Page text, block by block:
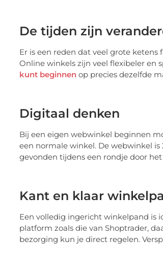
De tijden zijn
Er is een reden dat veel grote
Online winkels zijn veel flexibeler en
kunt beginnen op precies dezelfde
Digitaal denken
Bij een eigen webwinkel beginnen
een normale winkel. De webwinkel
gevonden tijdens een rondje door
Kant en klaar
Een volledig ingericht winkelpand is
platform zoals die van Shoptrader,
bezorging kun je direct regelen.